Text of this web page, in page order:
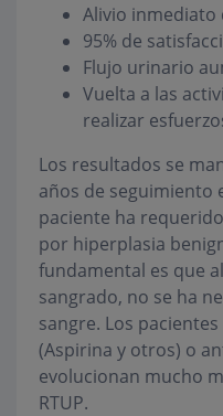
Alivio inmediato
95% de
Flujo urinario
Vuelta a las
realizar
Los resultados se
años de seguimiento
paciente ha
por hiperplasia
fundamental es que
sangrado, no se ha
sangre. Los
(Aspirina y otros) o
evolucionan mucho
RTUP.